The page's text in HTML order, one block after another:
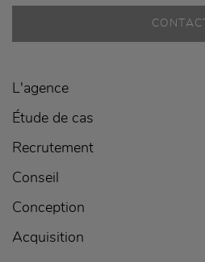
CONTACT
L'agence
Étude de cas
Recrutement
Conseil
Conception
Acquisition